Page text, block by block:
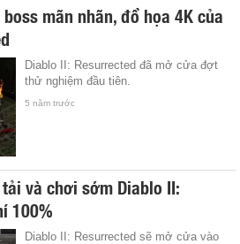
mãn nhãn, đồ họa 4K của
Diablo II: Resurrected đã mở cửa đợt
thử nghiệm đầu tiên.
5 năm trước
và chơi sớm Diablo II:
100%
Diablo II: Resurrected sẽ mở cửa vào